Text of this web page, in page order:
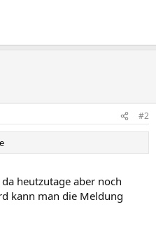
#2
heutzutage aber noch
kann man die Meldung